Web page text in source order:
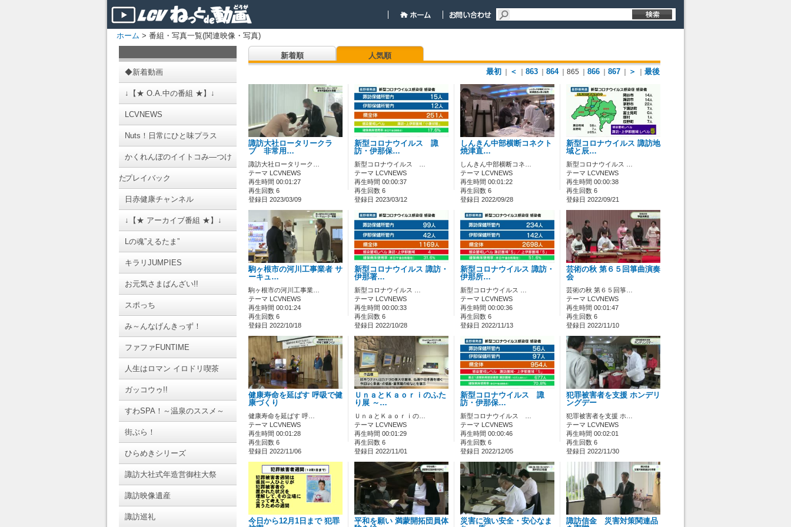
ホーム > 番組・写真一覧(関連映像・写真)
◆新着動画
↓【★ O.A.中の番組 ★】↓
LCVNEWS
Nuts！日常にひと味プラス
かくれんぼのイイトコみ―つけ
たプレイバック
日赤健康チャンネル
↓【★ アーカイブ番組 ★】↓
Lの魂”えるたま”
キラリJUMPIES
お元気さまばんざい!!
スポっち
み～んなげんきっず！
ファファFUNTIME
人生はロマン イロドリ喫茶
ガッコウゥ!!
すわSPA！～温泉のススメ～
街ぶら！
ひらめきシリーズ
諏訪大社式年造営御柱大祭
諏訪映像遺産
諏訪巡礼
新着順
人気順
最初
＜ 863 864 ｜865 866 867 ＞ 最後
諏訪大社ロータリークラ
ブ 非常用…
諏訪大社ロータリーク…
テーマ LCVNEWS
再生時間 00:01:27
再生回数 6
登録日 2023/03/09
新型コロナウイルス 諏
訪・伊那保…
新型コロナウイルス …
テーマ LCVNEWS
再生時間 00:00:37
再生回数 6
登録日 2023/03/12
しんきん中部横断コネクト
焼津直…
しんきん中部横断コネ…
テーマ LCVNEWS
再生時間 00:01:22
再生回数 6
登録日 2022/09/28
新型コロナウイルス 諏訪地
域と辰…
新型コロナウイルス …
テーマ LCVNEWS
再生時間 00:00:38
再生回数 6
登録日 2022/09/21
駒ヶ根市の河川工事業者 サ
ーキュ…
駒ヶ根市の河川工事業…
テーマ LCVNEWS
再生時間 00:01:24
再生回数 6
登録日 2022/10/18
新型コロナウイルス 諏訪・
伊那署…
新型コロナウイルス …
テーマ LCVNEWS
再生時間 00:00:33
再生回数 6
登録日 2022/10/28
新型コロナウイルス 諏訪・
伊那所…
新型コロナウイルス …
テーマ LCVNEWS
再生時間 00:00:36
再生回数 6
登録日 2022/11/13
芸術の秋 第６５回箏曲演奏
会
芸術の秋 第６５回箏…
テーマ LCVNEWS
再生時間 00:01:47
再生回数 6
登録日 2022/11/10
健康寿命を延ばす 呼吸で健
康づくり
健康寿命を延ばす 呼…
テーマ LCVNEWS
再生時間 00:01:28
再生回数 6
登録日 2022/11/06
ＵｎａとＫａｏｒｉのふた
り展 ～…
ＵｎａとＫａｏｒｉの…
テーマ LCVNEWS
再生時間 00:01:29
再生回数 6
登録日 2022/11/01
新型コロナウイルス 諏
訪・伊那保…
新型コロナウイルス …
テーマ LCVNEWS
再生時間 00:00:46
再生回数 6
登録日 2022/12/05
犯罪被害者を支援 ホンデリ
ングデー
犯罪被害者を支援 ホ…
テーマ LCVNEWS
再生時間 00:02:01
再生回数 6
登録日 2022/11/30
今日から12月1日まで 犯罪
平和を願い 満蒙開拓団員体
災害に強い安全・安心なま
諏訪信金 災害対策関連品